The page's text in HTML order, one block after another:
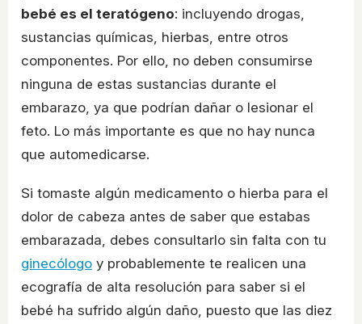
bebé es el teratógeno: incluyendo drogas,
sustancias químicas, hierbas, entre otros
componentes. Por ello, no deben consumirse
ninguna de estas sustancias durante el
embarazo, ya que podrían dañar o lesionar el
feto. Lo más importante es que no hay nunca
que automedicarse.
Si tomaste algún medicamento o hierba para el
dolor de cabeza antes de saber que estabas
embarazada, debes consultarlo sin falta con tu
ginecólogo y probablemente te realicen una
ecografía de alta resolución para saber si el
bebé ha sufrido algún daño, puesto que las diez